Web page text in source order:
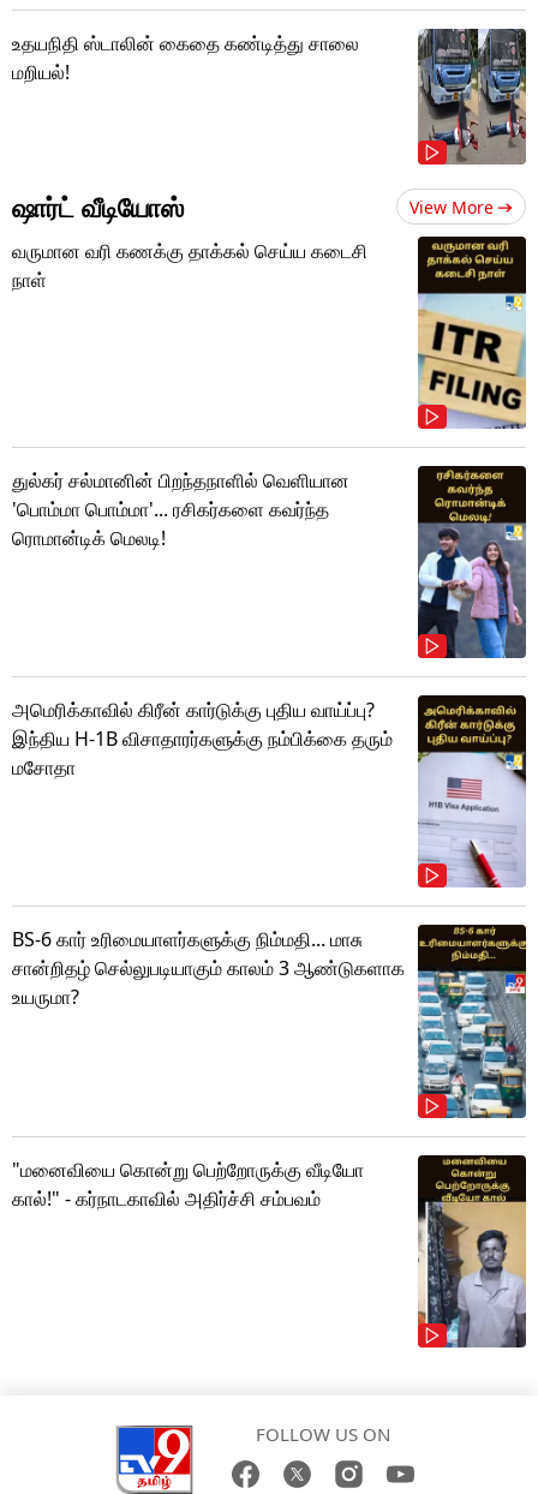
உதயநிதி ஸ்டாலின் கைதை கண்டித்து சாலை
மறியல்!
ஷார்ட் வீடியோஸ் View More
வருமான வரி கணக்கு தாக்கல் செய்ய கடைசி
நாள்
துல்கர் சல்மானின் பிறந்தநாளில் வெளியான
'பொம்மா பொம்மா'... ரசிகர்களை கவர்ந்த
ரொமான்டிக் மெலடி!
அமெரிக்காவில் கிரீன் கார்டுக்கு புதிய வாய்ப்பு?
இந்திய H-1B விசாதாரர்களுக்கு நம்பிக்கை தரும்
மசோதா
BS-6 கார் உரிமையாளர்களுக்கு நிம்மதி... மாசு
சான்றிதழ் செல்லுபடியாகும் காலம் 3 ஆண்டுகளாக
உயருமா?
"மனைவியை கொன்று பெற்றோருக்கு வீடியோ
கால்!" - கர்நாடகாவில் அதிர்ச்சி சம்பவம்
FOLLOW US ON